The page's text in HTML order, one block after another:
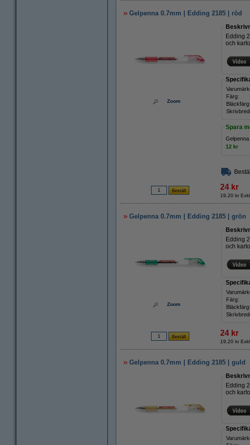
Gelpenna 0.7mm | Edding 2185 | röd
Zoom
Edding
och
Färg:
Bläckfärg:
Spara
12 kr
24 kr
19,20 kr
Gelpenna 0.7mm | Edding 2185 | grön
Zoom
Edding
och
Färg:
Bläckfärg:
24 kr
19,20 kr
Gelpenna 0.7mm | Edding 2185 | guld
Edding
och